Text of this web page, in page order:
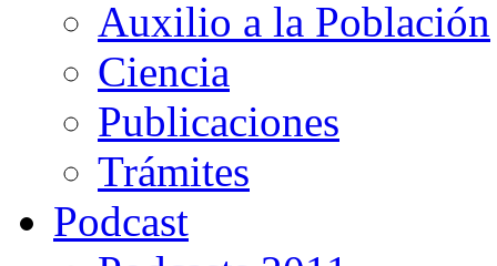
Auxilio a la Población
Ciencia
Publicaciones
Trámites
Podcast